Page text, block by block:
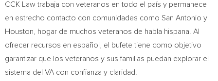
CCK Law trabaja con veteranos en todo el país y permanece
en estrecho contacto con comunidades como San Antonio y
Houston, hogar de muchos veteranos de habla hispana. Al
ofrecer recursos en español, el bufete tiene como objetivo
garantizar que los veteranos y sus familias puedan explorar el
sistema del VA con confianza y claridad.